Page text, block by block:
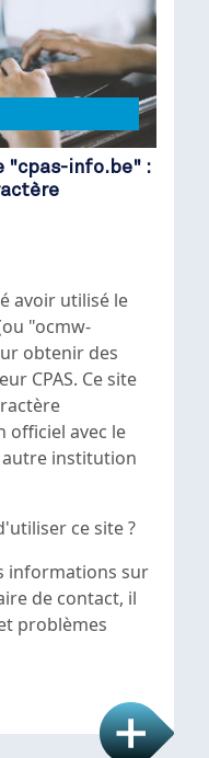
"cpas-info.be" :
avoir utilisé le
"ocmw-
obtenir des
CPAS. Ce site
officiel avec le
autre institution
ce site ?
informations sur
de contact, il
problèmes